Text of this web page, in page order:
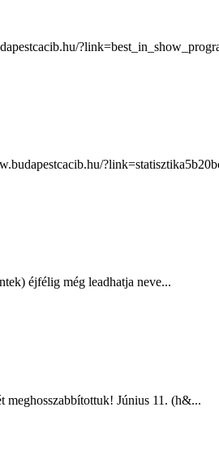
éjfélig még leadhatja neve...
Június 11. (h&...